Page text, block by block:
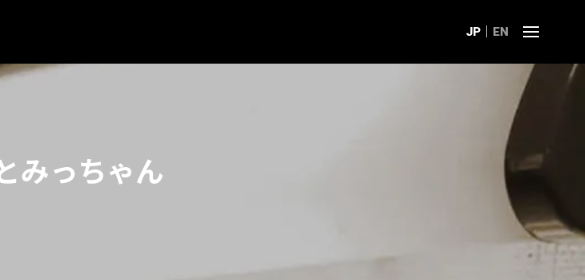
JP EN
みっちゃん